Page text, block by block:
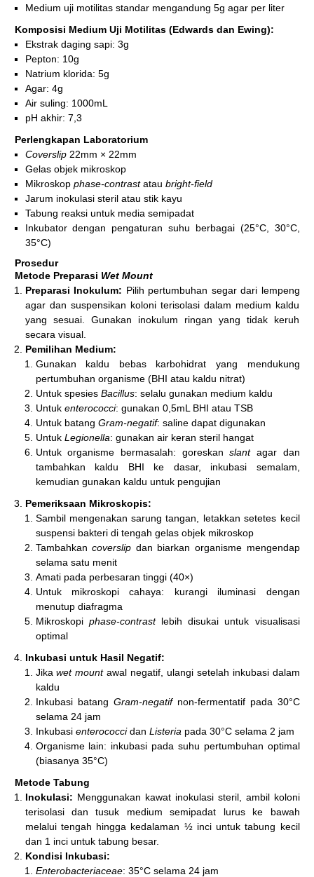
Medium uji motilitas standar mengandung 5g agar per liter
Komposisi Medium Uji Motilitas (Edwards dan Ewing):
Ekstrak daging sapi: 3g
Pepton: 10g
Natrium klorida: 5g
Agar: 4g
Air suling: 1000mL
pH akhir: 7,3
Perlengkapan Laboratorium
Coverslip22mm × 22mm
Gelas objek mikroskop
Mikroskop phase-contrastatau bright-field
Jarum inokulasi steril atau stik kayu
Tabung reaksi untuk media semipadat
Inkubator dengan pengaturan suhu berbagai (25°C, 30°C,
35°C)
Prosedur
Metode Preparasi Wet Mount
Preparasi Inokulum: Pilih pertumbuhan segar dari lempeng
agar dan suspensikan koloni terisolasi dalam medium kaldu
yang sesuai. Gunakan inokulum ringan yang tidak keruh
secara visual.
Pemilihan Medium:
Gunakan kaldu bebas karbohidrat yang mendukung
pertumbuhan organisme (BHI atau kaldu nitrat)
Untuk spesies Bacillus: selalu gunakan medium kaldu
Untuk enterococci: gunakan 0,5mL BHI atau TSB
Untuk batang Gram-negatif: saline dapat digunakan
Untuk Legionella: gunakan air keran steril hangat
Untuk organisme bermasalah: goreskanslantagar dan
tambahkan kaldu BHI ke dasar, inkubasi semalam,
kemudian gunakan kaldu untuk pengujian
Pemeriksaan Mikroskopis:
Sambil mengenakan sarung tangan, letakkan setetes kecil
suspensi bakteri di tengah gelas objek mikroskop
Tambahkancoverslip dan biarkan organisme mengendap
selama satu menit
Amati pada perbesaran tinggi (40×)
Untuk mikroskopi cahaya: kurangi iluminasi dengan
menutup diafragma
Mikroskopi phase-contrastlebih disukai untuk visualisasi
optimal
Inkubasi untuk Hasil Negatif:
Jikawet mountawal negatif, ulangi setelah inkubasi dalam
kaldu
Inkubasi batang Gram-negatifnon-fermentatif pada 30°C
selama 24 jam
Inkubasi enterococcidan Listeria pada 30°C selama 2 jam
Organisme lain: inkubasi pada suhu pertumbuhan optimal
(biasanya 35°C)
Metode Tabung
Inokulasi: Menggunakan kawat inokulasi steril, ambil koloni
terisolasi dan tusuk medium semipadat lurus ke bawah
melalui tengah hingga kedalaman ½ inci untuk tabung kecil
dan 1 inci untuk tabung besar.
Kondisi Inkubasi:
Enterobacteriaceae: 35°C selama 24 jam